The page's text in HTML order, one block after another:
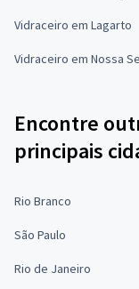
Vidraceiro em Lagarto
Vidraceiro em Nossa
Encontre
principais
Rio Branco
São Paulo
Rio de Janeiro